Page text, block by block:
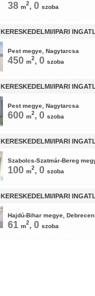
38 m2, 0 szoba
KERESKEDELMI/IPARI
Pest megye, Nagytarcsa
450 m2, 0 szoba
KERESKEDELMI/IPARI
Pest megye, Nagytarcsa
600 m2, 0 szoba
KERESKEDELMI/IPARI
Szabolcs-Szatmár-Bereg
100 m2, 0 szoba
KERESKEDELMI/IPARI
Hajdú-Bihar megye, Debrecen
61 m2, 0 szoba